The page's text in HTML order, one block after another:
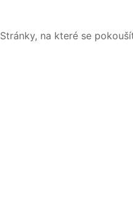
Stránky, na které se